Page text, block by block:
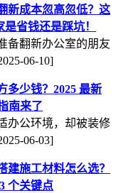
新成本忽高忽低？这
省钱还是踩坑！
备翻新办公室的朋友
06-10]
多少钱？2025 最新
南来了
办公环境，却被装修
06-03]
建施工材料怎么选？
个关键点